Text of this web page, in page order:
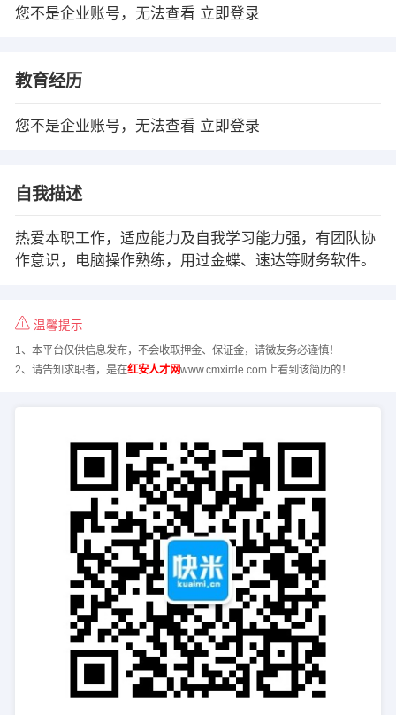
您不是企业账号，无法查看 立即登录
教育经历
您不是企业账号，无法查看 立即登录
自我描述
热爱本职工作，适应能力及自我学习能力强，有团队协
作意识，电脑操作熟练，用过金蝶、速达等财务软件。
温馨提示
1、本平台仅供信息发布，不会收取押金、保证金，请微友务必谨慎！
2、请告知求职者，是在红安人才网www.cmxirde.com上看到该简历的！